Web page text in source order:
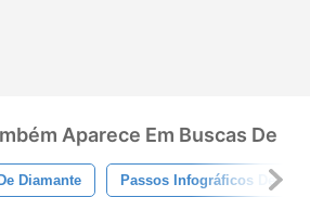
Aparece Em Buscas De
Diamante Passos Infográficos De